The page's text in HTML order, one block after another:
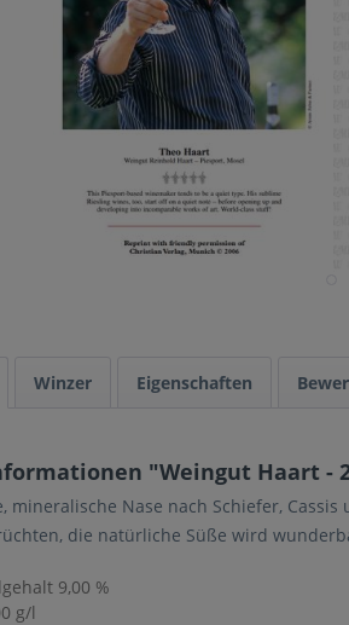
Winzer Eigenschaften
"Weingut Haart -
mineralische Nase nach Schiefer,
die natürliche Süße wird
9,00 %
g/l